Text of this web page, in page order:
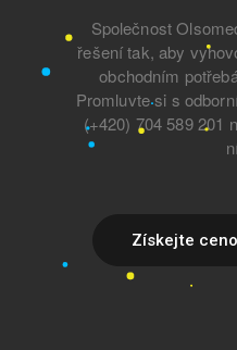
Společnost
řešení tak, aby
obchodním
Promluvte si s
(+420) 704 589 201
Získejte